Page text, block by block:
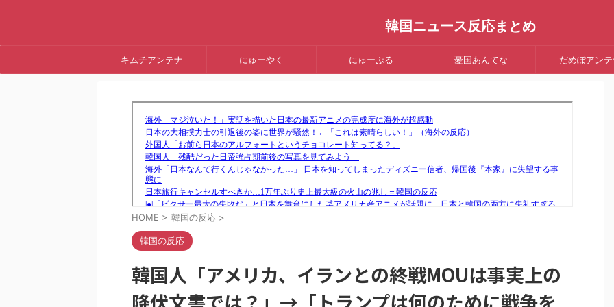
韓国ニュース反応まとめ
キムチアンテナ にゅーやく にゅーぷる 憂国あんてな だめぽアンテ
HOME > 韓国の反応 >
韓国の反応
韓国人「アメリカ、イランとの終戦MOUは事実上の